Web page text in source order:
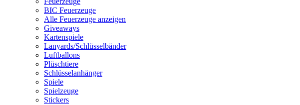
BIC Feuerzeuge
Alle Feuerzeuge anzeigen
Giveaways
Kartenspiele
Lanyards/Schlüsselbänder
Luftballons
Plüschtiere
Schlüsselanhänger
Spiele
Spielzeuge
Stickers